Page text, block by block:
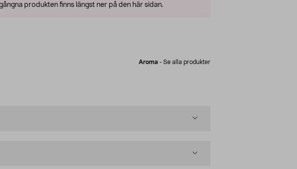
produkten finns längst ner på den här sidan.
Aroma - Se alla produkter